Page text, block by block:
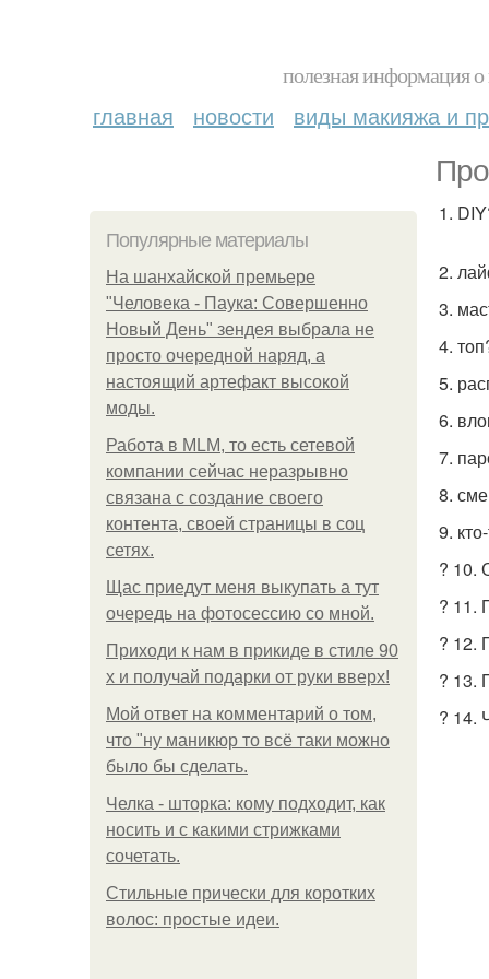
полезная информация
главная новости виды макияжа и
Популярные материалы
На шанхайской премьере
"Человека - Паука: Совершенно
Новый День" зендея выбрала не
просто очередной наряд, а
настоящий артефакт высокой
моды.
Работа в MLM, то есть сетевой
компании сейчас неразрывно
связана с создание своего
контента, своей страницы в соц
сетях.
Щас приедут меня выкупать а тут
очередь на фотосессию со мной.
Приходи к нам в прикиде в стиле 90
х и получай подарки от руки вверх!
Мой ответ на комментарий о том,
что "ну маникюр то всё таки можно
было бы сделать.
Челка - шторка: кому подходит, как
носить и с какими стрижками
сочетать.
Стильные прически для коротких
волос: простые идеи.
1.
2.
3.
4.
5.
6.
7.
8.
9.
? 10.
? 11.
? 12.
? 13.
? 14.